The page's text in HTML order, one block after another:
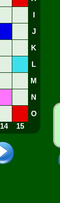
J
K
L
M
N
O
14 15